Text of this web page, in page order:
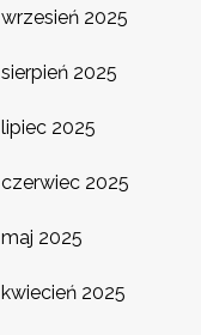
wrzesień 2025
sierpień 2025
lipiec 2025
czerwiec 2025
maj 2025
kwiecień 2025